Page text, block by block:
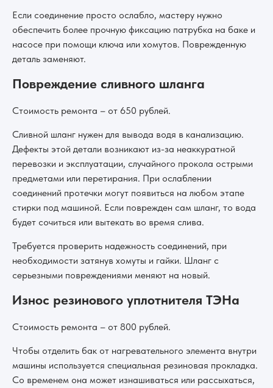
Если соединение просто ослабло, мастеру нужно
обеспечить более прочную фиксацию патрубка на баке и
насосе при помощи ключа или хомутов. Поврежденную
деталь заменяют.
Повреждение сливного шланга
Стоимость ремонта – от 650 рублей.
Сливной шланг нужен для вывода водя в канализацию.
Дефекты этой детали возникают из-за неаккуратной
перевозки и эксплуатации, случайного прокола острыми
предметами или перетирания. При ослаблении
соединений протечки могут появиться на любом этапе
стирки под машиной. Если поврежден сам шланг, то вода
будет сочиться или вытекать во время слива.
Требуется проверить надежность соединений, при
необходимости затянув хомуты и гайки. Шланг с
серьезными повреждениями меняют на новый.
Износ резинового уплотнителя ТЭНа
Стоимость ремонта – от 800 рублей.
Чтобы отделить бак от нагревательного элемента внутри
машины используется специальная резиновая прокладка.
Со временем она может изнашиваться или рассыхаться,